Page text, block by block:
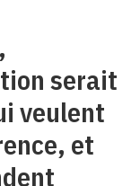
serait
veulent
et